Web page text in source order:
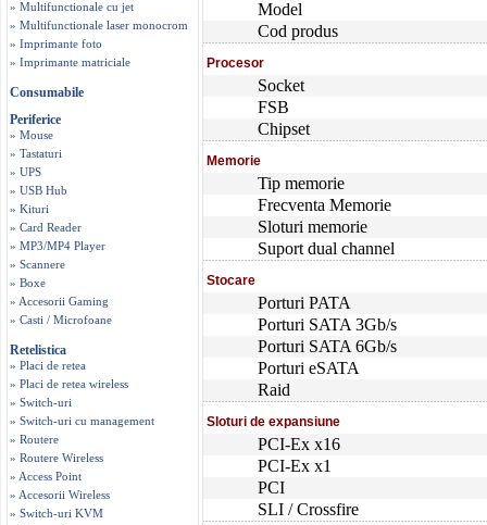
» Multifunctionale cu jet
» Multifunctionale laser monocrom
» Imprimante foto
» Imprimante matriciale
Consumabile
Periferice
» Mouse
» Tastaturi
» UPS
» USB Hub
» Kituri
» Card Reader
» MP3/MP4 Player
» Scannere
» Boxe
» Accesorii Gaming
» Casti / Microfoane
Retelistica
» Placi de retea
» Placi de retea wireless
» Switch-uri
» Switch-uri cu management
» Routere
» Routere Wireless
» Access Point
» Accesorii Wireless
» Switch-uri KVM
Model
Cod produs
Procesor
Socket
FSB
Chipset
Memorie
Tip memorie
Frecventa Memorie
Sloturi memorie
Suport dual channel
Stocare
Porturi PATA
Porturi SATA 3Gb/s
Porturi SATA 6Gb/s
Porturi eSATA
Raid
Sloturi de expansiune
PCI-Ex x16
PCI-Ex x1
PCI
SLI / Crossfire